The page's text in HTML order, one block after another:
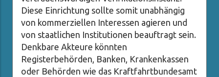
Diese Einrichtung sollte somit unabhängig
von kommerziellen Interessen agieren und
von staatlichen Institutionen beauftragt sein.
Denkbare Akteure könnten
Registerbehörden, Banken, Krankenkassen
oder Behörden wie das Kraftfahrtbundesamt